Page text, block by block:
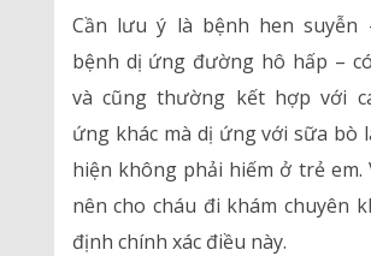
Cần lưu ý là bệnh hen suyễn
bệnh dị ứng đường hô hấp –
và cũng thường kết hợp với
ứng khác mà dị ứng với sữa bò
hiện không phải hiếm ở trẻ em.
nên cho cháu đi khám chuyên
định chính xác điều này.